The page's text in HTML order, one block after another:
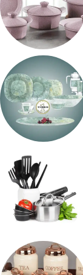
حلل جرانيت
رفايع المطبخ